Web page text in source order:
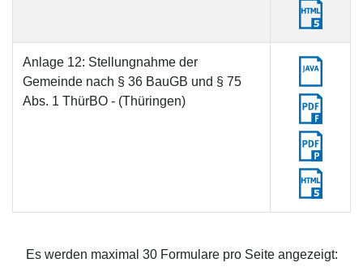
Anlage 12: Stellungnahme der
Gemeinde nach § 36 BauGB und § 75
Abs. 1 ThürBO - (Thüringen)
Es werden maximal 30 Formulare pro Seite angezeigt: